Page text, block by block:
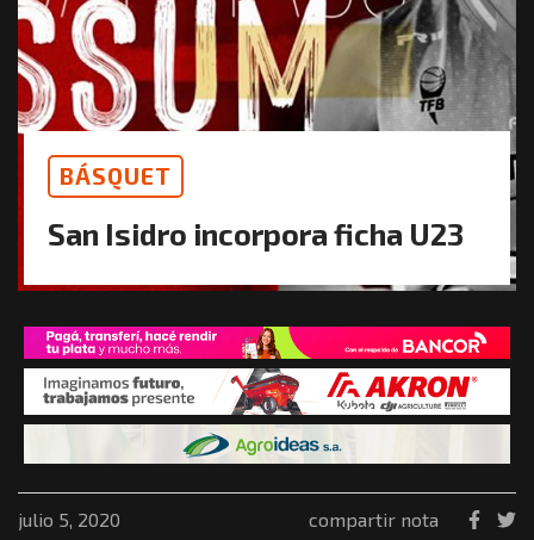
BÁSQUET
San Isidro incorpora ficha U23
julio 5, 2020 compartir nota